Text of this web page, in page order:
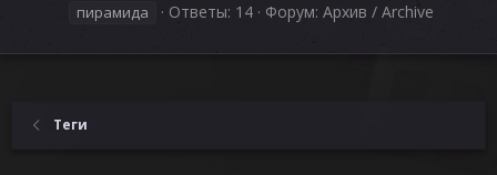
пирамида
Ответы: 14 Форум: Архив / Archive
Теги